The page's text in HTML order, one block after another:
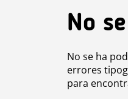
No
No se ha
errores
para